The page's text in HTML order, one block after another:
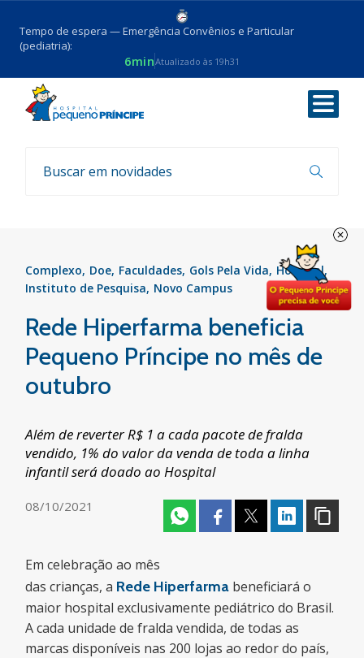
Tempo de espera — Emergência Convênios e Particular
(pediatria):
6minAtualizado às 19h31
Voltar
Parcerias
Complexo Doe Faculdades Gols Pela Vida Hospital
Instituto de Pesquisa Novo Campus
Rede Hiperfarma beneficia
Pequeno Príncipe no mês de
outubro
Além de reverter R$ 1 a cada pacote de fralda
vendido, 1% do valor da venda de toda a linha
infantil será doado ao Hospital
08/10/2021
Em celebração ao mês
das crianças, a Rede Hiperfarma beneficiará o
maior hospital exclusivamente pediátrico do Brasil.
A cada unidade de fralda vendida, de todas as
marcas disponíveis nas 200 lojas ao redor do país,